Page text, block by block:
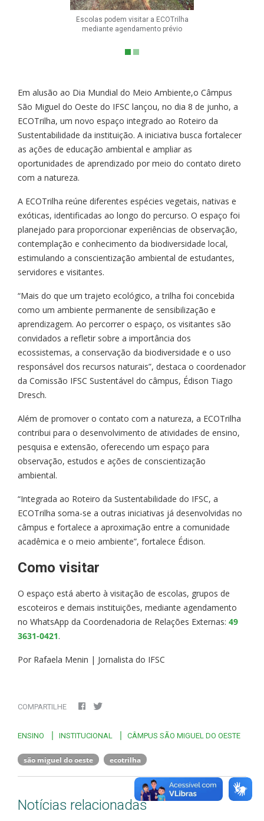
Escolas podem visitar a ECOTrilha
mediante agendamento prévio
Em alusão ao Dia Mundial do Meio Ambiente,o Câmpus
São Miguel do Oeste do IFSC lançou, no dia 8 de junho, a
ECOTrilha, um novo espaço integrado ao Roteiro da
Sustentabilidade da instituição. A iniciativa busca fortalecer
as ações de educação ambiental e ampliar as
oportunidades de aprendizado por meio do contato direto
com a natureza.
A ECOTrilha reúne diferentes espécies vegetais, nativas e
exóticas, identificadas ao longo do percurso. O espaço foi
planejado para proporcionar experiências de observação,
contemplação e conhecimento da biodiversidade local,
estimulando a conscientização ambiental de estudantes,
servidores e visitantes.
“Mais do que um trajeto ecológico, a trilha foi concebida
como um ambiente permanente de sensibilização e
aprendizagem. Ao percorrer o espaço, os visitantes são
convidados a refletir sobre a importância dos
ecossistemas, a conservação da biodiversidade e o uso
responsável dos recursos naturais”, destaca o coordenador
da Comissão IFSC Sustentável do câmpus, Édison Tiago
Dresch.
Além de promover o contato com a natureza, a ECOTrilha
contribui para o desenvolvimento de atividades de ensino,
pesquisa e extensão, oferecendo um espaço para
observação, estudos e ações de conscientização
ambiental.
“Integrada ao Roteiro da Sustentabilidade do IFSC, a
ECOTrilha soma-se a outras iniciativas já desenvolvidas no
câmpus e fortalece a aproximação entre a comunidade
acadêmica e o meio ambiente”, fortalece Édison.
Como visitar
O espaço está aberto à visitação de escolas, grupos de
escoteiros e demais instituições, mediante agendamento
no WhatsApp da Coordenadoria de Relações Externas: 49
3631-0421.
Por Rafaela Menin | Jornalista do IFSC
COMPARTILHE
ENSINO INSTITUCIONAL CÂMPUS SÃO MIGUEL DO OESTE
são miguel do oeste ecotrilha
Notícias relacionadas